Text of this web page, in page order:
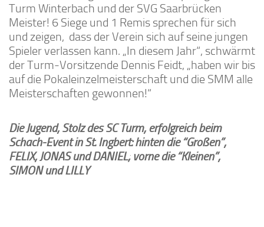
Turm Winterbach und der SVG Saarbrücken
Meister! 6 Siege und 1 Remis sprechen für sich
und zeigen, dass der Verein sich auf seine jungen
Spieler verlassen kann. „In diesem Jahr“, schwärmt
der Turm-Vorsitzende Dennis Feidt, „haben wir bis
auf die Pokaleinzelmeisterschaft und die SMM alle
Meisterschaften gewonnen!“
Die Jugend, Stolz des SC Turm, erfolgreich beim
Schach-Event in St. Ingbert: hinten die “Großen”,
FELIX, JONAS und DANIEL; vorne die “Kleinen”,
SIMON und LILLY